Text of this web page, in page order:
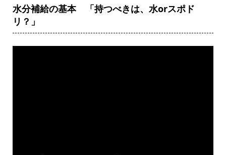
水分補給の基本 「持つべきは、水orスポド
リ？」